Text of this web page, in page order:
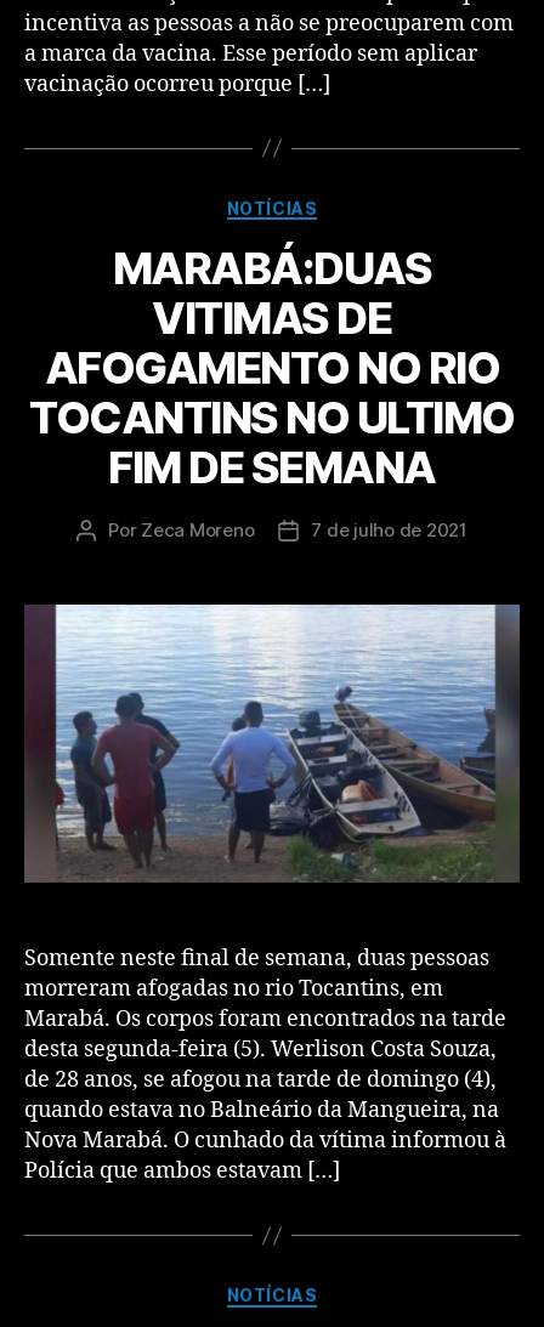
incentiva as pessoas a não se preocuparem com
a marca da vacina. Esse período sem aplicar
vacinação ocorreu porque […]
NOTÍCIAS
MARABÁ:DUAS
VITIMAS DE
AFOGAMENTO NO RIO
TOCANTINS NO ULTIMO
FIM DE SEMANA
Por Zeca Moreno 7 de julho de 2021
Somente neste final de semana, duas pessoas
morreram afogadas no rio Tocantins, em
Marabá. Os corpos foram encontrados na tarde
desta segunda-feira (5). Werlison Costa Souza,
de 28 anos, se afogou na tarde de domingo (4),
quando estava no Balneário da Mangueira, na
Nova Marabá. O cunhado da vítima informou à
Polícia que ambos estavam […]
NOTÍCIAS